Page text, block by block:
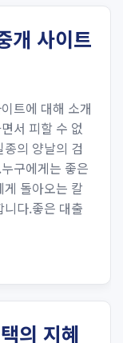
개 사이트
트에 대해 소개
서 피할 수 없
의 양날의 검
구에게는 좋은
돌아오는 칼
다.좋은 대출
의 지혜